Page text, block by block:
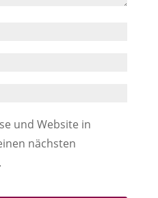
und Website in
nächsten